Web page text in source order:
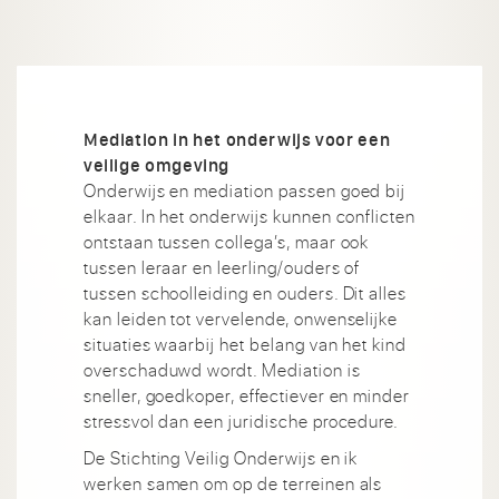
Mediation in het onderwijs voor een
veilige omgeving
Onderwijs en mediation passen goed bij
elkaar. In het onderwijs kunnen conflicten
ontstaan tussen collega’s, maar ook
tussen leraar en leerling/ouders of
tussen schoolleiding en ouders. Dit alles
kan leiden tot vervelende, onwenselijke
situaties waarbij het belang van het kind
overschaduwd wordt. Mediation is
sneller, goedkoper, effectiever en minder
stressvol dan een juridische procedure.
De Stichting Veilig Onderwijs en ik
werken samen om op de terreinen als